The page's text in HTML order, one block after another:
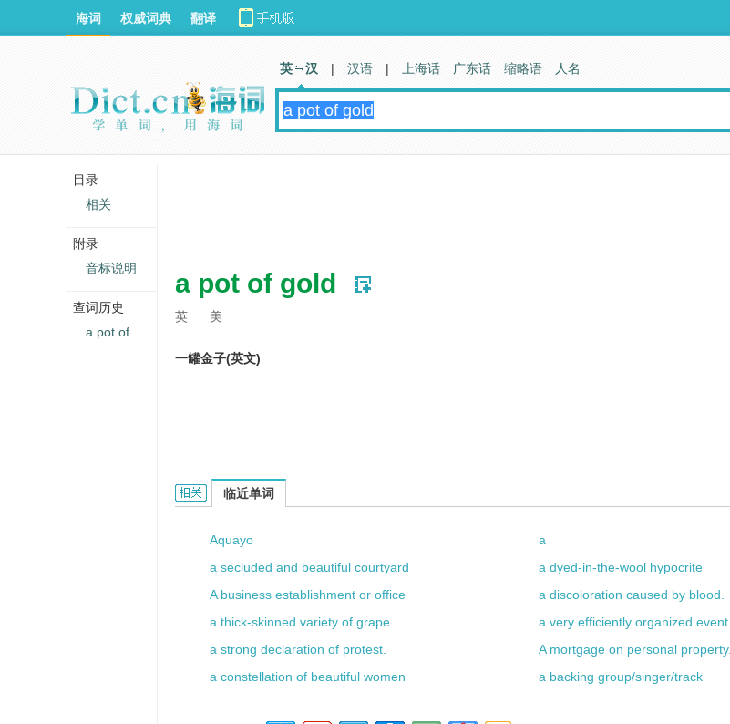
a pot of gold
英 美
一罐金子(英文)
A Pot of Gold的相关资料：
临近单词
Aquayo
a
a secluded and beautiful courtyard
a dyed-in-the-wool hypocrite
A business establishment or office
a discoloration caused by blood.
a thick-skinned variety of grape
a very efficiently organized event
a strong declaration of protest.
A mortgage on personal property.
a constellation of beautiful women
a backing group/singer/track
海词 权威词典 翻译
英 汉 | 汉语 | 上海话 广东话 缩略语 人名
目录
相关
附录
音标说明
查词历史
a pot of